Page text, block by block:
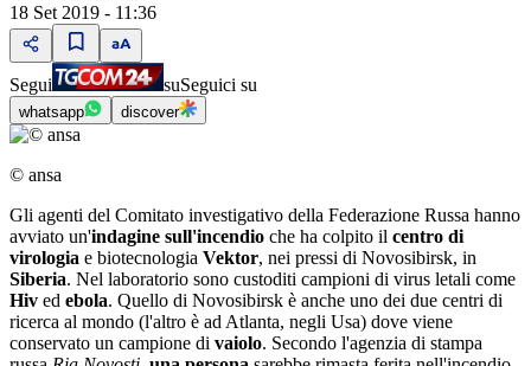
18 Set 2019 - 11:36
Segui suSeguici su
whatsapp discover
© ansa
Gli agenti del Comitato investigativo della Federazione Russa hanno
avviato un'indagine sull'incendio che ha colpito il centro di
virologia e biotecnologia Vektor, nei pressi di Novosibirsk, in
Siberia. Nel laboratorio sono custoditi campioni di virus letali come
Hiv ed ebola. Quello di Novosibirsk è anche uno dei due centri di
ricerca al mondo (l'altro è ad Atlanta, negli Usa) dove viene
conservato un campione di vaiolo. Secondo l'agenzia di stampa